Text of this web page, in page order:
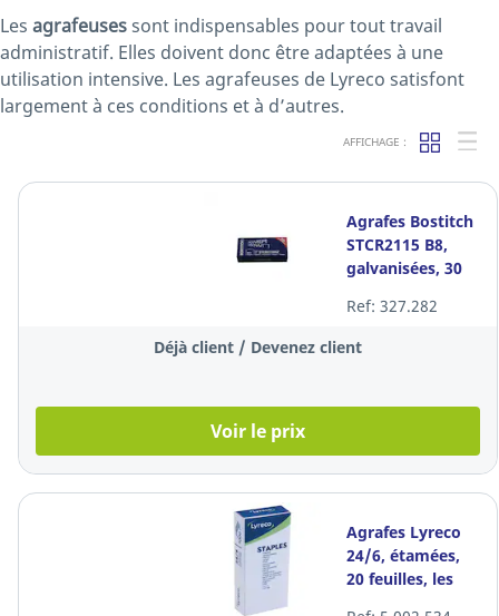
Les agrafeuses sont indispensables pour tout travail
administratif. Elles doivent donc être adaptées à une
utilisation intensive. Les agrafeuses de Lyreco satisfont
largement à ces conditions et à d’autres.
AFFICHAGE :
Agrafes Bostitch
STCR2115 B8,
galvanisées, 30
agrafes
Ref: 327.282
Déjà client / Devenez client
Voir le prix
Agrafes Lyreco
24/6, étamées,
20 feuilles, les